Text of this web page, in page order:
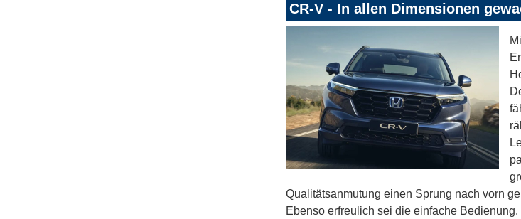
CR-V - In allen Dimensionen
Qualitätsanmutung einen Sprung nach vorn
Ebenso erfreulich sei die einfache